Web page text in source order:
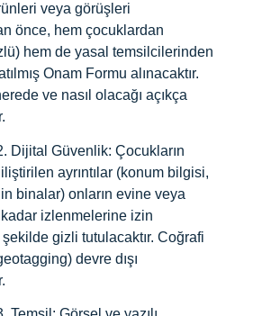
veya görüşleri
önce, hem çocuklardan
hem de yasal temsilcilerinden
Onam Formu alınacaktır.
ve nasıl olacağı açıkça
Dijital Güvenlik: Çocukların
ayrıntılar (konum bilgisi,
binalar) onların evine veya
izlenmelerine izin
gizli tutulacaktır. Coğrafi
devre dışı